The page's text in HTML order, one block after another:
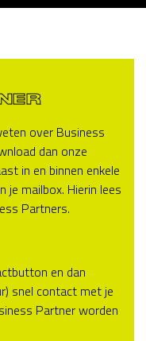
over Business
dan onze
in en binnen enkele
je mailbox. Hierin lees
Partners.
en dan
snel contact met je
Partner worden